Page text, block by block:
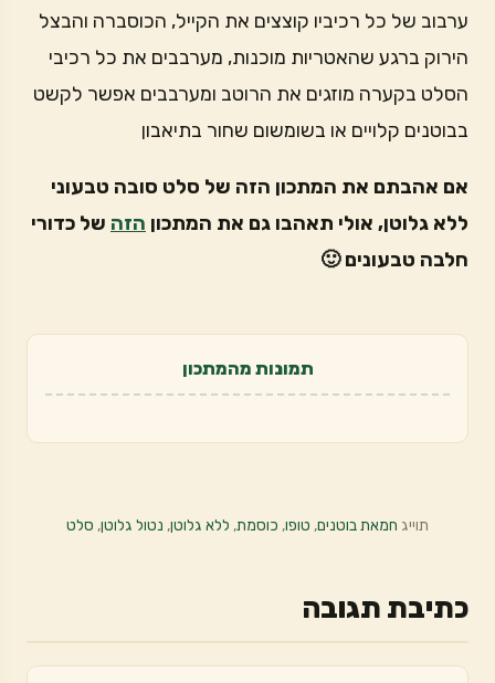
ערבוב של כל רכיביו קוצצים את הקייל, הכוסברה והבצל
הירוק ברגע שהאטריות מוכנות, מערבבים את כל רכיבי
הסלט בקערה מוזגים את הרוטב ומערבבים אפשר לקשט
בבוטנים קלויים או בשומשום שחור בתיאבון
אם אהבתם את המתכון הזה של סלט סובה טבעוני
ללא גלוטן, אולי תאהבו גם את המתכון הזה של כדורי
חלבה טבעונים 🙂
תמונות מהמתכון
תוייג חמאת בוטנים, טופו, כוסמת, ללא גלוטן, נטול גלוטן, סלט
כתיבת תגובה